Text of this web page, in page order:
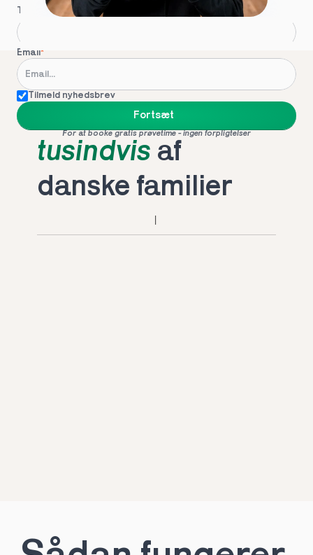
Telefon*
Email*
Tilmeld nyhedsbrev
Fortsæt
For at booke gratis prøvetime - ingen forpligtelser
tusindvis af
danske familier